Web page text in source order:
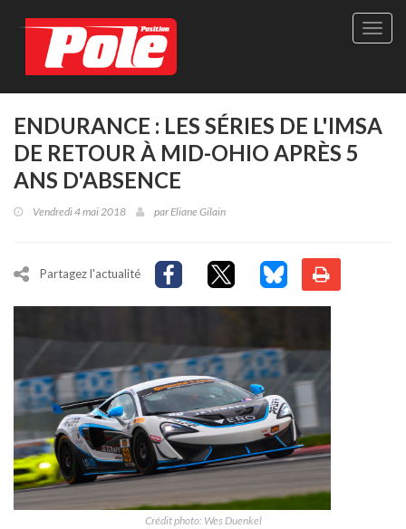
Site
ENDURANCE : LES SÉRIES DE L'IMSA
DE RETOUR À MID-OHIO APRÈS 5
ANS D'ABSENCE
Vendredi 4 mai 2018 parEliane Gilain
Partagez l'actualité
Crédit photo: Wes Duenkel